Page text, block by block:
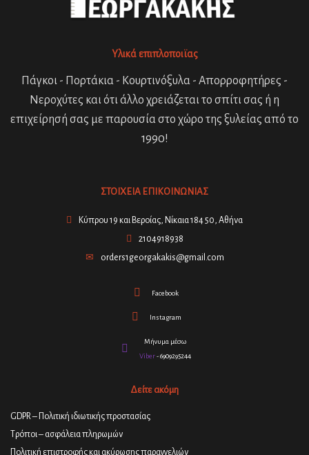
Υλικά επιπλοποιϊας
Πάγκοι - Πορτάκια - Κουρτινόξυλα - Απορροφητήρες -
Νεροχύτες και ότι άλλο χρειάζεται το σπίτι σας ή η
επιχείρησή σας με παρουσία στο χώρο της ξυλείας από το
1990!
ΣΤΟΙΧΕΙΑ ΕΠΙΚΟΙΝΩΝΙΑΣ
Κύπρου 19 και Βεροίας, Νίκαια 184 50, Αθήνα
2104918938
orders1georgakakis@gmail.com
Facebook
Instagram
Μήνυμα μέσω
Viber- 6909295244
Δείτε ακόμη
GDPR – Πολιτική ιδιωτικής προστασίας
Τρόποι – ασφάλεια πληρωμών
Πολιτική επιστροφής και ακύρωσης παραγγελιών